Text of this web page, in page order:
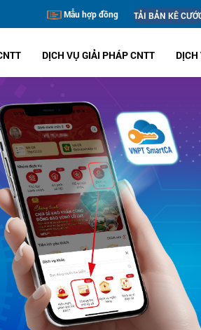
Mẫu hợp đồng TẢI BẢN KÊ
DỊCH VỤ GIẢI PHÁP CNTT DỊCH